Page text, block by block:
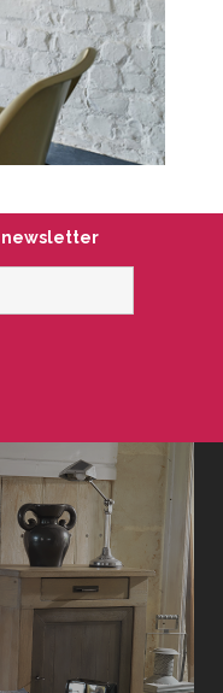
newsletter